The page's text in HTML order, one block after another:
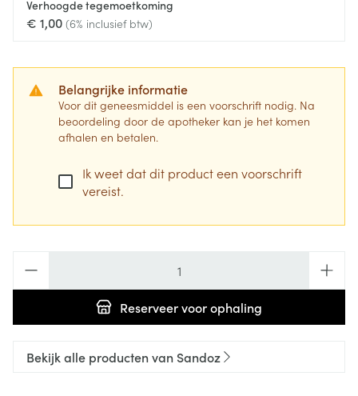
Verhoogde tegemoetkoming
€ 1,00 (6% inclusief btw)
Belangrijke informatie
Voor dit geneesmiddel is een voorschrift nodig. Na
beoordeling door de apotheker kan je het komen
afhalen en betalen.
Ik weet dat dit product een voorschrift
vereist.
Reserveervoor ophaling
Bekijk alle producten van Sandoz